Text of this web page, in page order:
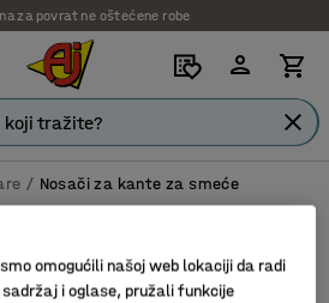
za povrat ne oštećene robe
Nosači za kante za smeće
omogućili našoj web lokaciji da radi
i oglase, pružali funkcije